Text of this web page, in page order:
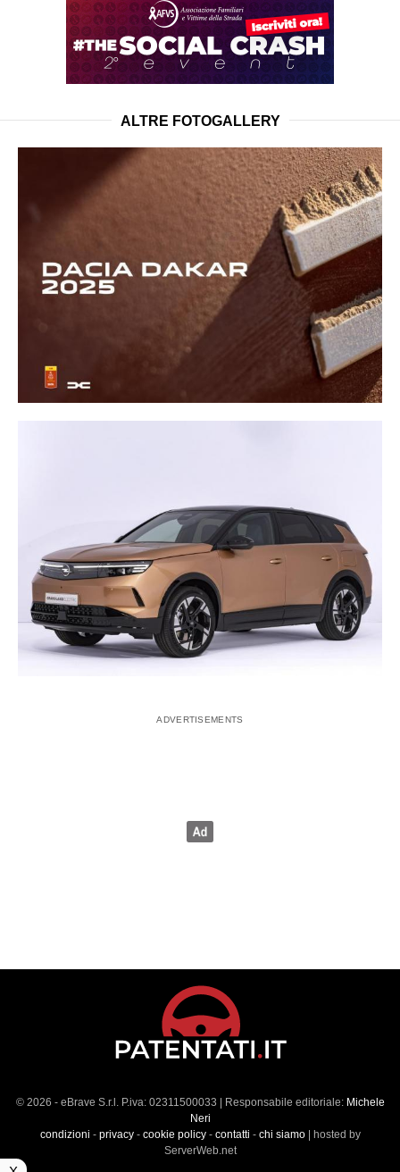
ALTRE FOTOGALLERY
© 2026 - eBrave S.r.l. P.iva: 02311500033 | Responsabile editoriale: Michele
Neri
condizioni - privacy- cookie policy- contatti - chi siamo| hosted by
ServerWeb.net